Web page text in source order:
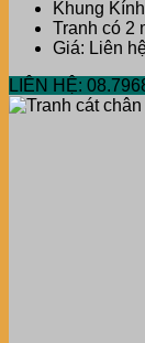
Khung Kính
Tranh có 2
Giá: Liên
LIÊN HỆ: